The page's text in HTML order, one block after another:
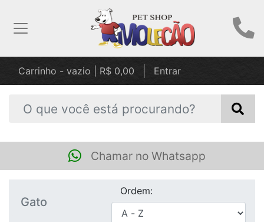
Carrinho - vazio | R$ 0,00 Entrar
Chamar no Whatsapp
Gato
Ordem: